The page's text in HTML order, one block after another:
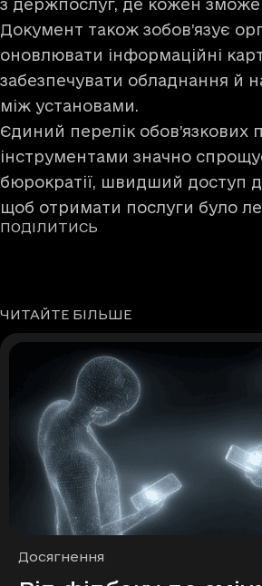
з держпослуг, де кожен
Документ також зобов’язує
оновлювати інформаційні
забезпечувати обладнання й
між установами.
Єдиний перелік обов’язкових
інструментами значно
бюрократії, швидший доступ
щоб отримати послуги було
ПОДІЛИТИСЬ
ЧИТАЙТЕ БІЛЬШЕ
Рубрики
Досягнення